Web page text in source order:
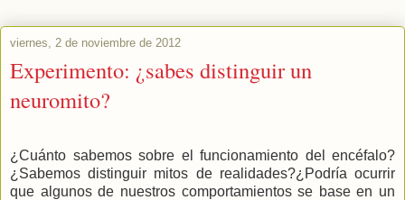
viernes, 2 de noviembre de 2012
Experimento: ¿sabes distinguir un
neuromito?
¿Cuánto sabemos sobre el funcionamiento del encéfalo?
¿Sabemos distinguir mitos de realidades?¿Podría ocurrir
que algunos de nuestros comportamientos se base en un